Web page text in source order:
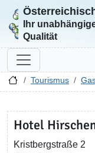
Zur Startseite
Ihr
Qualität
Tourismus
Hotel
Kristbergstraße 2